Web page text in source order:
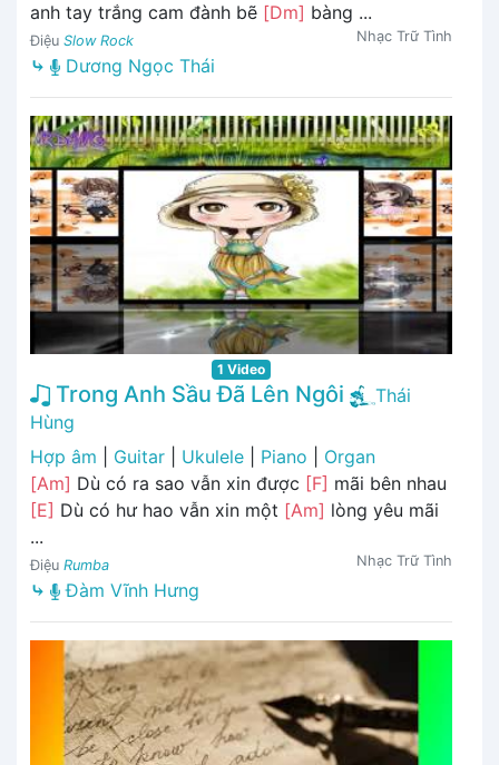
anh tay trắng cam đành bẽ [Dm] bàng ...
Điệu Slow Rock Nhạc Trữ Tình
⤷ Dương Ngọc Thái
1 Video
Trong Anh Sầu Đã Lên Ngôi
Thái
Hùng
Hợp âm
Guitar Ukulele Piano
Organ
[Am] Dù có ra sao vẫn xin được [F] mãi bên nhau
[E] Dù có hư hao vẫn xin một [Am] lòng yêu mãi
...
Điệu Rumba Nhạc Trữ Tình
⤷ Đàm Vĩnh Hưng